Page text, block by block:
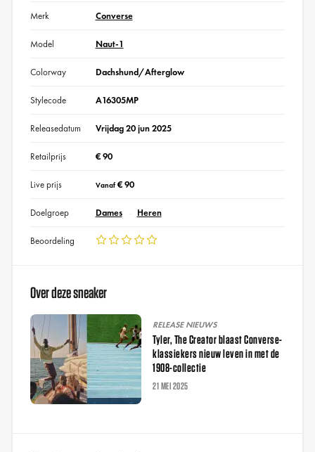
Merk Converse
Model Naut-1
Colorway Dachshund/Afterglow
Stylecode A16305MP
Releasedatum Vrijdag 20 jun 2025
Retailprijs € 90
Live prijs Vanaf€ 90
Doelgroep Dames Heren
Beoordeling
Over deze sneaker
RELEASE NIEUWS
Tyler, The Creator blaast Converse-
klassiekers nieuw leven in met de
1908-collectie
21 MEI 2025